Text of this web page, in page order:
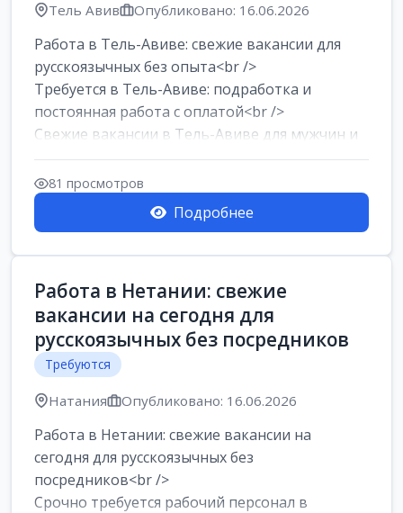
Тель Авив Опубликовано: 16.06.2026
Работа в Тель-Авиве: свежие вакансии для
русскоязычных без опыта<br />
Требуется в Тель-Авиве: подработка и
постоянная работа с оплатой<br />
Свежие вакансии в Тель-Авиве для мужчин и
женщин от хозя...
81 просмотров
Подробнее
Работа в Нетании: свежие
вакансии на сегодня для
русскоязычных без посредников
Требуются
Натания Опубликовано: 16.06.2026
Работа в Нетании: свежие вакансии на
сегодня для русскоязычных без
посредников<br />
Срочно требуется рабочий персонал в